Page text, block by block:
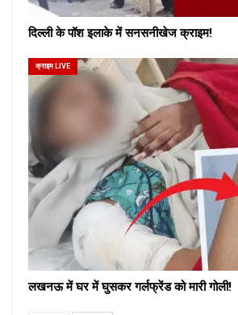
दिल्ली के पॉश इलाके में सनसनीखेज क्राइम!
क्राइम LIVE
लखनऊ में घर में घुसकर गर्लफ्रेंड को मारी गोली!